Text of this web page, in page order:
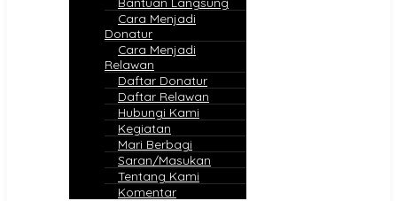
Cara Menjadi
Donatur
Cara Menjadi
Relawan
Daftar Donatur
Daftar Relawan
Hubungi Kami
Kegiatan
Mari Berbagi
Saran/Masukan
Tentang Kami
Komentar